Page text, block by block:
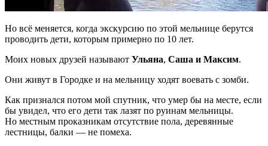
Но всё меняется, когда экскурсию по этой мельнице берутся
проводить дети, которым примерно по 10 лет.
Моих новых друзей называют Ульяна, Саша и Максим.
Они живут в Городке и на мельницу ходят воевать с зомби.
Как признался потом мой спутник, что умер бы на месте, если
бы увидел, что его дети так лазят по руинам мельницы.
Но местным проказникам отсутствие пола, деревянные
лестницы, балки — не помеха.